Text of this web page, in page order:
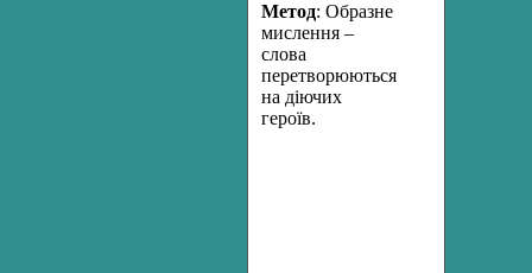
Метод: Образне
мислення –
слова
перетворюються
на діючих
героїв.